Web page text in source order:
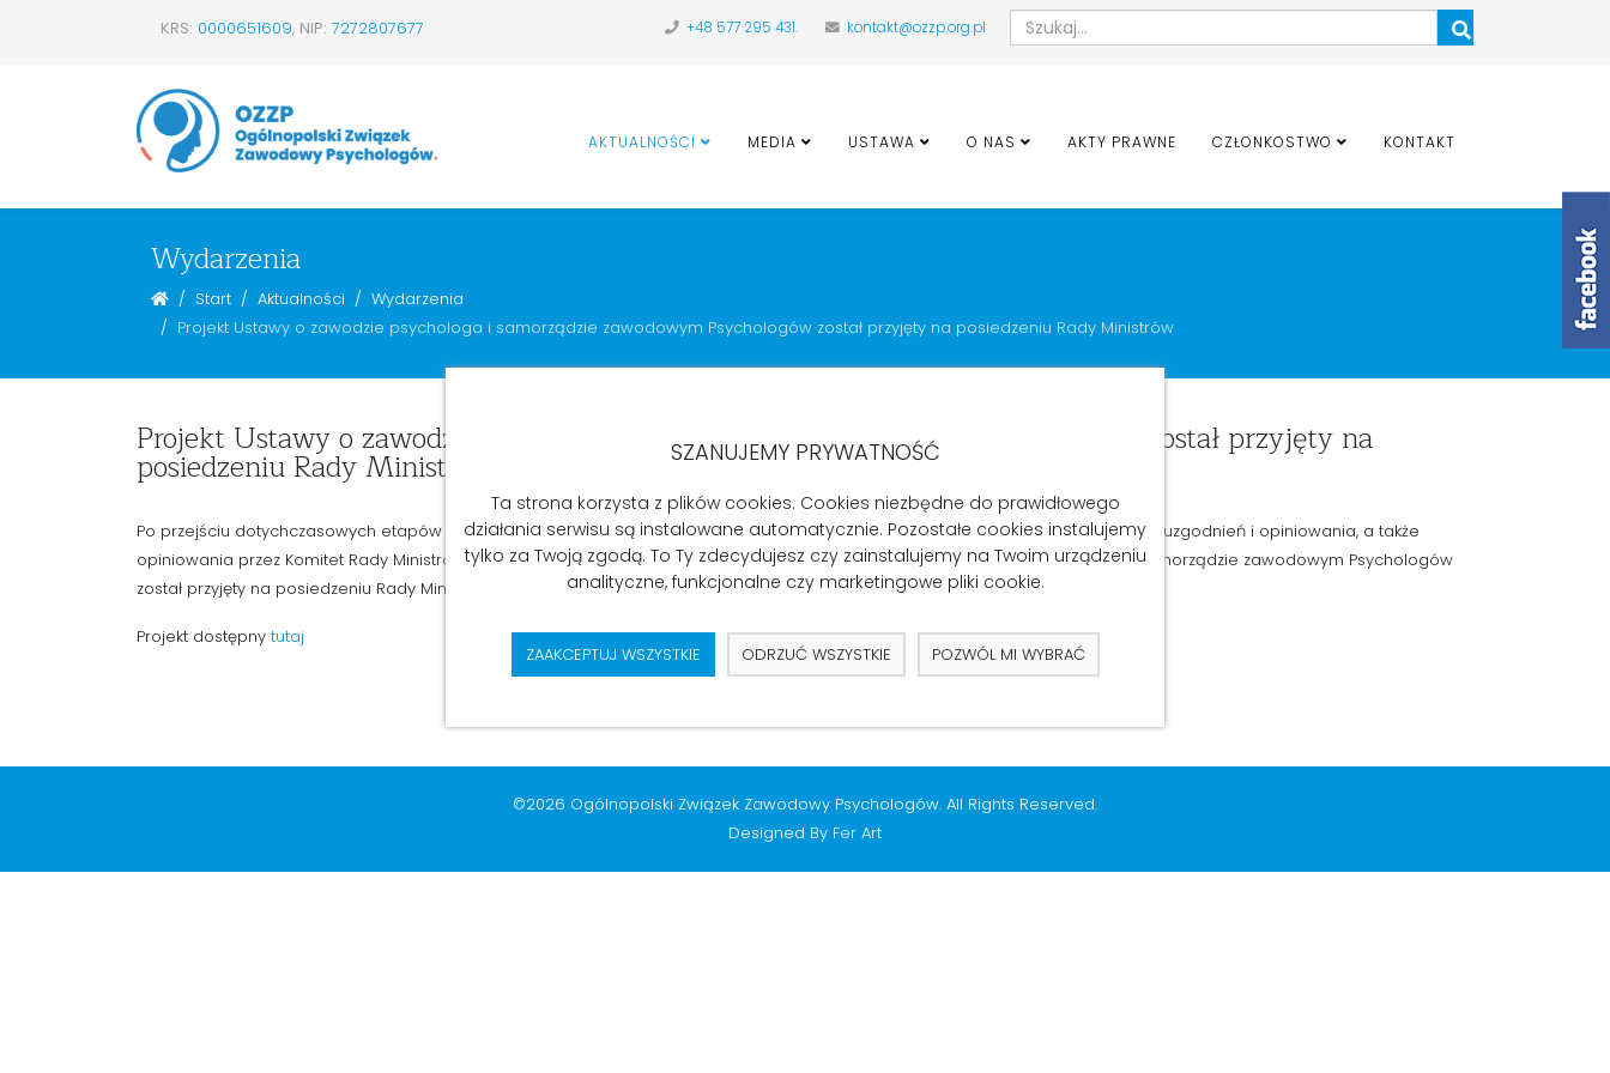
KRS: 0000651609, NIP: 7272807677 +48 577 295 431. kontakt@ozzp.org.pl
AKTUALNOŚCI MEDIA USTAWA O NAS AKTY PRAWNE CZŁONKOSTWO KONTAKT
Wydarzenia
Start Aktualności
Wydarzenia
Projekt Ustawy o zawodzie psychologa i samorządzie zawodowym Psychologów został przyjęty na posiedzeniu Rady Ministrów
Projekt Ustawy o zawodzie psychologa i samorządzie zawodowym Psychologów został przyjęty na
posiedzeniu Rady Ministrów
Po przejściu dotychczasowych etapów procesu legislacyjnego (uzgodnień, opiniowania i konsultacji publicznych oraz ponownych uzgodnień i opiniowania, a także
opiniowania przez Komitet Rady Ministrów ds. Cyfryzacji i Stały Komitet Rady Ministrów) Projekt Ustawy o zawodzie psychologa i samorządzie zawodowym Psychologów
został przyjęty na posiedzeniu Rady Ministrów.
Projekt dostępny tutaj
©2026 Ogólnopolski Związek Zawodowy Psychologów. All Rights Reserved.
Designed By Fer Art
SZANUJEMY PRYWATNOŚĆ
Ta strona korzysta z plików cookies. Cookies niezbędne do prawidłowego
działania serwisu są instalowane automatycznie. Pozostałe cookies instalujemy
tylko za Twoją zgodą. To Ty zdecydujesz czy zainstalujemy na Twoim urządzeniu
analityczne, funkcjonalne czy marketingowe pliki cookie.
ZAAKCEPTUJ WSZYSTKIE ODRZUĆ WSZYSTKIE POZWÓL MI WYBRAĆ